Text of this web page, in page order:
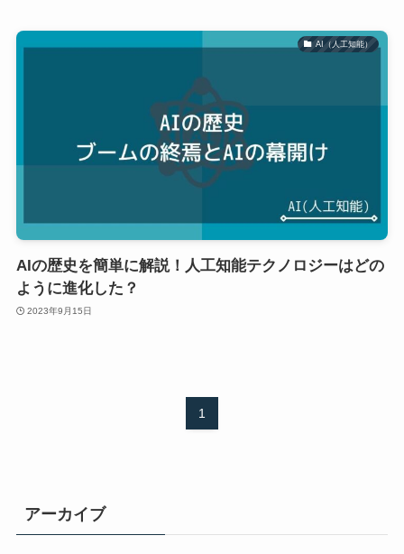
AI（人工知能）
AIの歴史を簡単に解説！人工知能テクノロジーはどの
ように進化した？
2023年9月15日
1
アーカイブ